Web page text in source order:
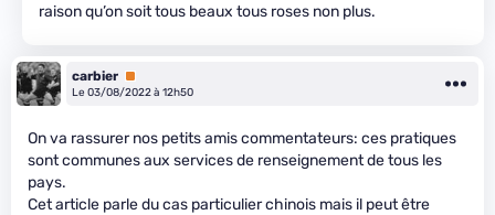
raison qu’on soit tous beaux tous roses non plus.
carbier Premium
Le 03/08/2022 à 12h50
On va rassurer nos petits amis commentateurs: ces pratiques
sont communes aux services de renseignement de tous les
pays.
Cet article parle du cas particulier chinois mais il peut être